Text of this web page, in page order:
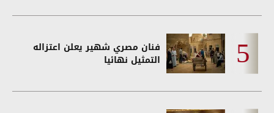
فنان مصري شهير يعلن اعتزاله
التمثيل نهائيا